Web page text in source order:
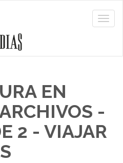
EN
-
2 - VIAJAR